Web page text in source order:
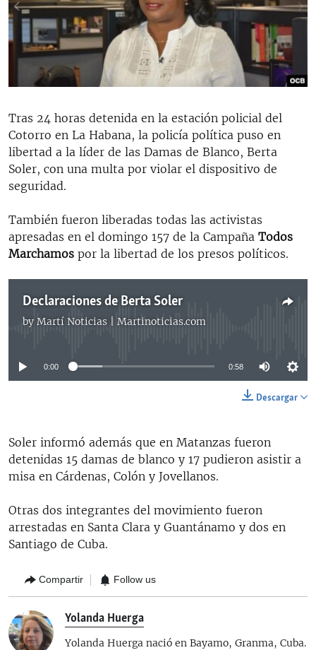
RADIO MARTÍ
ESPECIALES
LA REALIDAD DE LA VIVIENDA EN CUBA
SER VIEJO EN CUBA
KENTU-CUBANO
LOS SANTOS DE HIALEAH
DESINFORMACIÓN RUSA EN AMÉRICA LATINA
LA INVASIÓN DE RUSIA A UCRANIA
MULTIMEDIA
EDITORIALES
SÍGUENOS
Tras 24 horas detenida en la estación policial del
Cotorro en La Habana, la policía política puso en
libertad a la líder de las Damas de Blanco, Berta
Soler, con una multa por violar el dispositivo de
seguridad.
También fueron liberadas todas las activistas
apresadas en el domingo 157 de la Campaña Todos
Marchamos por la libertad de los presos políticos.
Declaraciones de Berta Soler
by Martí Noticias | Martinoticias.com
No media source currently available
0:00 0:58
Descargar
Soler informó además que en Matanzas fueron
detenidas 15 damas de blanco y 17 pudieron asistir a
misa en Cárdenas, Colón y Jovellanos.
Otras dos integrantes del movimiento fueron
arrestadas en Santa Clara y Guantánamo y dos en
Santiago de Cuba.
Compartir Follow us
Yolanda Huerga
Yolanda Huerga nació en Bayamo, Granma, Cuba.